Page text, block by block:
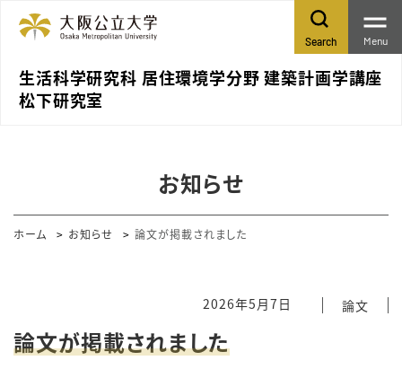
生活科学研究科 居住環境学分野 建築計画学講座
松下研究室
Search Menu
お知らせ
ホーム お知らせ 論文が掲載されました
2026年5月7日 論文
論文が掲載されました